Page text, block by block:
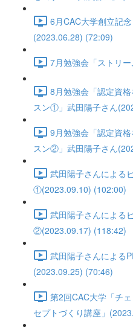
6月CAC大学創立記
(2023.06.28) (72:09)
7月勉強会「ストリ
8月勉強会「認定資
スン①」武田陽子さん
9月勉強会「認定資
スン②」武田陽子さん
武田陽子さんによる
①(2023.09.10) (102:00)
武田陽子さんによる
②(2023.09.17) (118:42)
武田陽子さんによる
(2023.09.25) (70:46)
第2回CAC大学「チ
セプトづくり講座」